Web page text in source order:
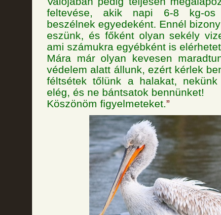
feltevése, akik napi 6-8 kg-os
beszélnek egyedeként. Ennél
eszünk, és főként olyan sekély
ami számukra egyébként is
Mára már olyan kevesen
védelem alatt állunk, ezért kérlek
féltsétek tőlünk a halakat,
elég, és ne bántsatok bennünket!
Köszönöm figyelmeteket.”